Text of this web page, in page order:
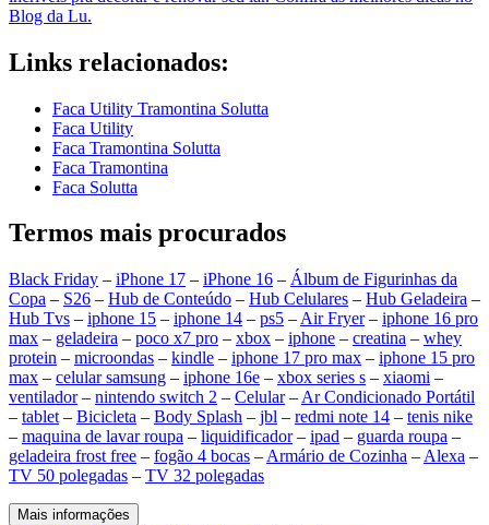
Blog da Lu.
Links relacionados:
Faca Utility Tramontina Solutta
Faca Utility
Faca Tramontina Solutta
Faca Tramontina
Faca Solutta
Termos mais procurados
Black Friday – iPhone 17 – iPhone 16 – Álbum de Figurinhas da
Copa – S26 – Hub de Conteúdo – Hub Celulares – Hub Geladeira –
Hub Tvs – iphone 15 – iphone 14 – ps5 – Air Fryer– iphone 16 pro
max – geladeira – poco x7 pro – xbox – iphone – creatina – whey
protein – microondas – kindle – iphone 17 pro max – iphone 15 pro
max – celular samsung – iphone 16e – xbox series s – xiaomi –
ventilador– nintendo switch 2 – Celular– Ar Condicionado Portátil
– tablet – Bicicleta – Body Splash – jbl – redmi note 14 – tenis nike
– maquina de lavar roupa – liquidificador– ipad – guarda roupa –
geladeira frost free – fogão 4 bocas – Armário de Cozinha – Alexa –
TV 50 polegadas – TV 32 polegadas
Mais informações